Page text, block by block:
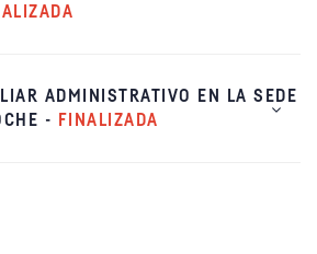
ADMINISTRATIVO EN LA SEDE
-
FINALIZADA